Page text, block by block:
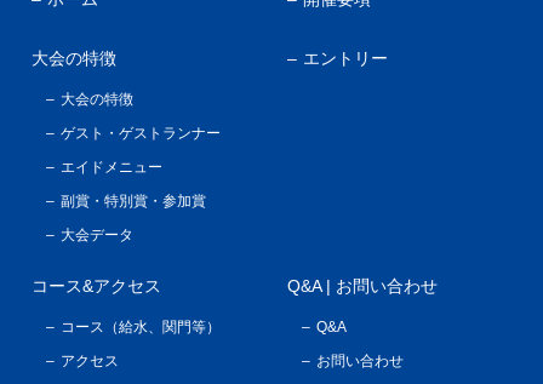
大会の特徴
大会の特徴
ゲスト・ゲストランナー
エイドメニュー
副賞・特別賞・参加賞
大会データ
エントリー
コース&アクセス
コース（給水、関門等）
アクセス
Q&A | お問い合わせ
Q&A
お問い合わせ